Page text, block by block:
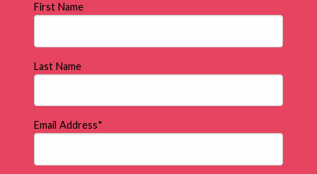
First Name
Last Name
Email Address*